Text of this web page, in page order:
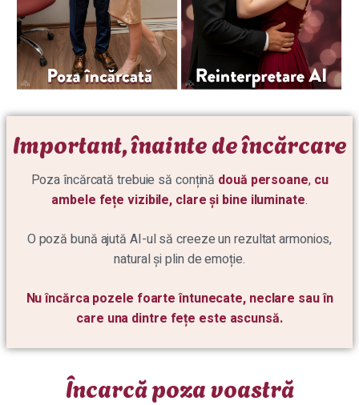
Important, înainte de încărcare
Poza încărcată trebuie să conțină două persoane, cu
ambele fețe vizibile, clare și bine iluminate.
O poză bună ajută AI-ul să creeze un rezultat armonios,
natural și plin de emoție.
Nu încărca pozele foarte întunecate, neclare sau în
care una dintre fețe este ascunsă.
Încarcă poza voastră